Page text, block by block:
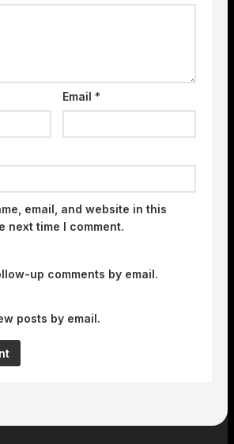
Email*
email, and website in this
next time I comment.
up comments by email.
posts by email.